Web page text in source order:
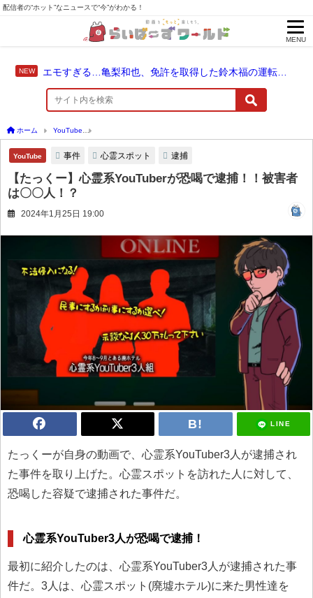
配信者の“ホット”なニュースで“今”がわかる！
MENU
エモすぎる…亀梨和也、免許を取得した鈴木福の運転でドライブ！
ホーム YouTube
YouTube 事件 心霊スポット 逮捕
【たっくー】心霊系YouTuberが恐喝で逮捕！！被害者
は〇〇人！？
2024年1月25日 19:00
LINE
たっくーが自身の動画で、心霊系YouTuber3人が逮捕され
た事件を取り上げた。心霊スポットを訪れた人に対して、
恐喝した容疑で逮捕された事件だ。
心霊系YouTuber3人が恐喝で逮捕！
最初に紹介したのは、心霊系YouTuber3人が逮捕された事
件だ。3人は、心霊スポット(廃墟ホテル)に来た男性達を